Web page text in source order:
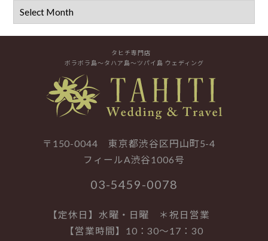
タヒチ専門店
ボラボラ島～タハア島～ツパイ島 ウェディング
〒150-0044 東京都渋谷区円山町5-4
フィールA渋谷1006号
03-5459-0078
【定休日】水曜・日曜 ＊祝日営業
【営業時間】10：30～17：30